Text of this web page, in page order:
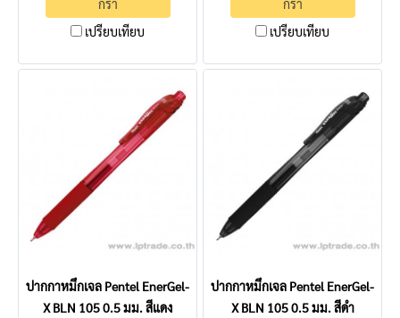
กร้า
เปรียบเทียบ
กร้า
เปรียบเทียบ
ปากกาหมึกเจล Pentel EnerGel-
X BLN 105 0.5 มม. สีแดง
ปากกาหมึกเจล Pentel EnerGel-
X BLN 105 0.5 มม. สีดำ